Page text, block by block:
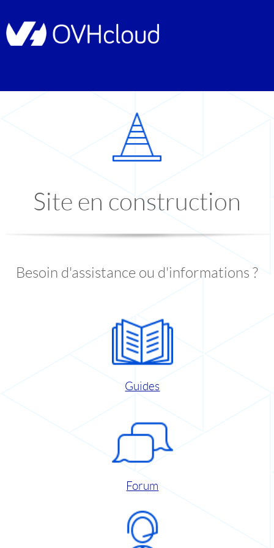
Site en construction
Besoin d'assistance ou d'informations ?
Guides
Forum